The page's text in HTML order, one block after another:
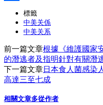
標籤
中美关係
中美关系
前一篇文章根據《維護國家
的潛逃者及指明針對有關潛
下一篇文章日本食人菌感染
高達三至七成
相關文章多從作者